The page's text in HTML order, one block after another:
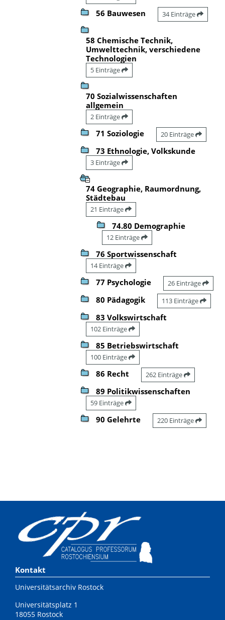
56 Bauwesen 34 Einträge
58 Chemische Technik,
Umwelttechnik, verschiedene
Technologien
5 Einträge
70 Sozialwissenschaften
allgemein
2 Einträge
71 Soziologie 20 Einträge
73 Ethnologie, Volkskunde
3 Einträge
74 Geographie, Raumordnung,
Städtebau
21 Einträge
74.80 Demographie
12 Einträge
76 Sportwissenschaft
14 Einträge
77 Psychologie 26 Einträge
80 Pädagogik 113 Einträge
83 Volkswirtschaft
102 Einträge
85 Betriebswirtschaft
100 Einträge
86 Recht 262 Einträge
89 Politikwissenschaften
59 Einträge
90 Gelehrte 220 Einträge
Kontakt
Universitätsarchiv Rostock
Universitätsplatz 1
18055 Rostock